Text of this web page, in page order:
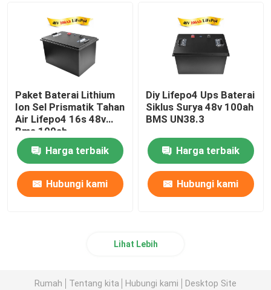
Paket Baterai Lithium
Ion Sel Prismatik Tahan
Air Lifepo4 16s 48v
Bms 100ah
Harga terbaik
Hubungi kami
Diy Lifepo4 Ups Baterai
Siklus Surya 48v 100ah
BMS UN38.3
Harga terbaik
Hubungi kami
Lihat Lebih
Rumah Tentang kita Hubungi kami Desktop Site